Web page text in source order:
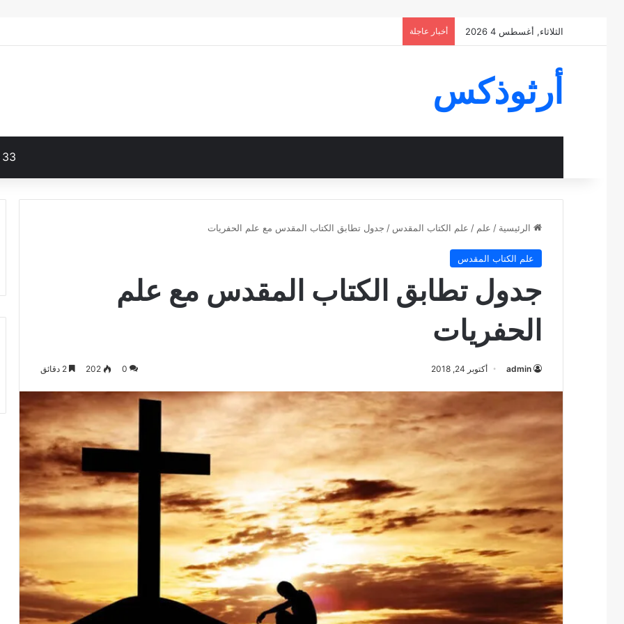
الثلاثاء, أغسطس 4 2026 أخبار عاجلة
أرثوذكس
33
الرئيسية / علم / علم الكتاب المقدس / جدول تطابق الكتاب المقدس مع علم الحفريات
علم الكتاب المقدس
جدول تطابق الكتاب المقدس مع علم
الحفريات
admin أكتوبر 24, 2018 0
202